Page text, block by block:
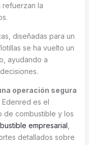
refuerzan la
diseñadas para un
se ha vuelto un
ayudando a
operación segura
es el
de combustible y los
empresarial
detallados sobre